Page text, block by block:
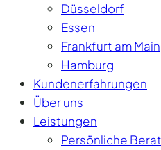
Düsseldorf
Essen
Frankfurt am Main
Hamburg
Kundenerfahrungen
Über uns
Leistungen
Persönliche